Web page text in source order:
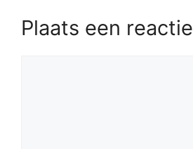
Plaats een reactie